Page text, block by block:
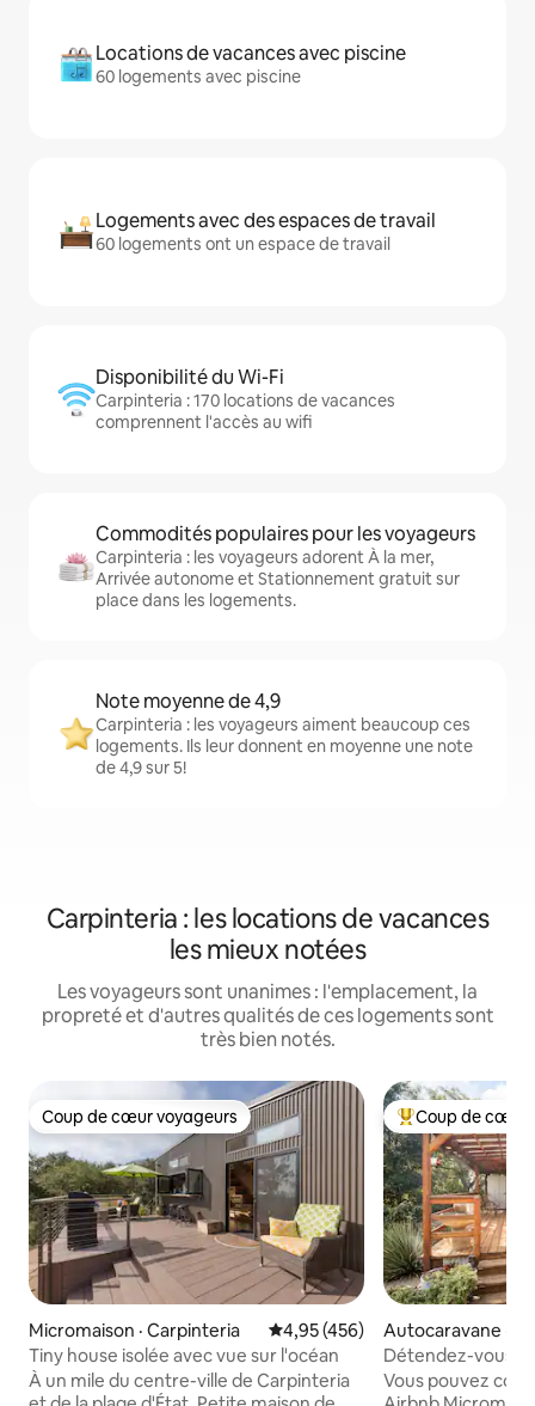
Locations de vacances avec piscine
60 logements avec piscine
Logements avec des espaces de travail
60 logements ont un espace de travail
Disponibilité du Wi-Fi
Carpinteria : 170 locations de vacances
comprennent l'accès au wifi
Commodités populaires pour les voyageurs
Carpinteria : les voyageurs adorent À la mer,
Arrivée autonome et Stationnement gratuit sur
place dans les logements.
Note moyenne de 4,9
Carpinteria : les voyageurs aiment beaucoup ces
logements. Ils leur donnent en moyenne une note
de 4,9 sur 5!
Carpinteria : les locations de vacances
les mieux notées
Les voyageurs sont unanimes : l'emplacement, la
propreté et d'autres qualités de ces logements sont
très bien notés.
Coup de cœur voyageurs
Coup de cœur voyageurs
Micromaison · Carpinteria Note moyenne de 4,95 sur 5,
4,95 (456)
Tiny house isolée avec vue sur l'océan
À un mile du centre-ville de Carpinteria
Coup de cœur
Coup de cœur
Autocaravane ·
Détendez-vous
1974 dans un
Vous pouvez